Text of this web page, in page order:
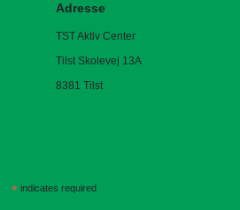
Adresse
TST Aktiv Center
Tilst Skolevej 13A
8381 Tilst
*indicates required